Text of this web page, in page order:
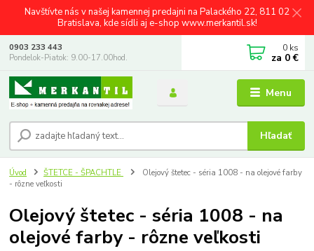
Navštívte nás v našej kamennej predajni na Palackého 22, 811 02
Bratislava, kde sídli aj e-shop www.merkantil.sk!
Menu
Hľadať
0903 233 443
Pondelok-Piatok: 9.00-17.00hod.
0 ks
za 0 €
Úvod ŠTETCE - ŠPACHTLE
Olejový štetec - séria 1008 - na olejové farby
- rôzne veľkosti
Olejový štetec - séria 1008 - na
olejové farby - rôzne veľkosti